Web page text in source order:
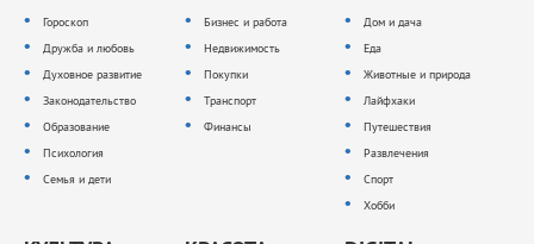
Гороскоп
Дружба и любовь
Духовное развитие
Законодательство
Образование
Психология
Семья и дети
Бизнес и работа
Недвижимость
Покупки
Транспорт
Финансы
Дом и дача
Еда
Животные и природа
Лайфхаки
Путешествия
Развлечения
Спорт
Хобби